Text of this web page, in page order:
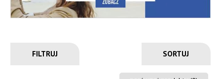
FILTRUJ